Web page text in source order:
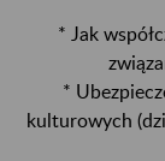
* Jak
*
kulturowych